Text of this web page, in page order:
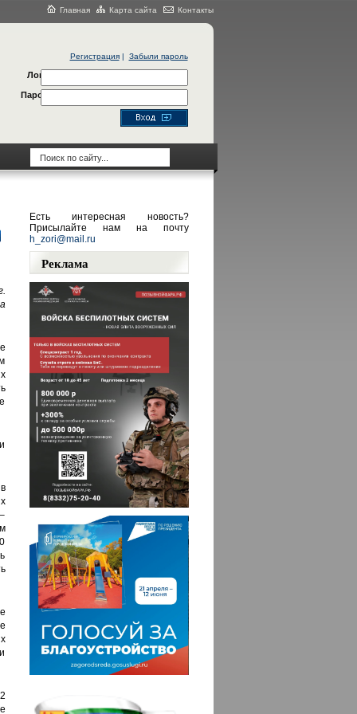
Главная Карта сайта Контакты
Регистрация| Забыли пароль
Логин
Пароль
Есть интересная новость?
Присылайте нам на почту
h_zori@mail.ru
Реклама